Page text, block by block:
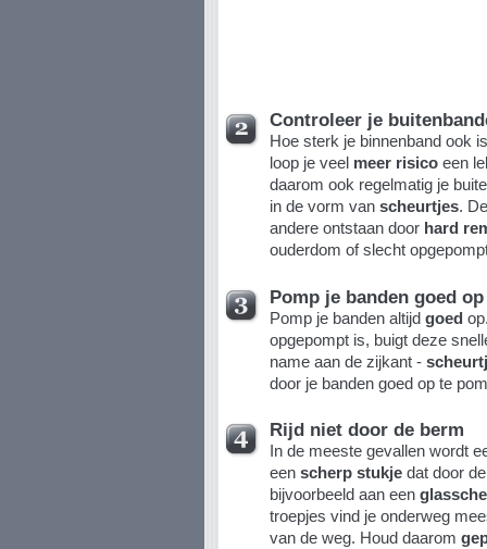
Controleer je
Hoe sterk je binnenband ook
loop je veel meer risicoeen
daarom ook regelmatig je
in de vorm van scheurtjes.
andere ontstaan door hard
ouderdom of slecht
Pomp je banden goed op
Pomp je banden altijd goed
opgepompt is, buigt deze
name aan de zijkant -
door je banden goed op te
Rijd niet door de berm
In de meeste gevallen wordt
een scherp stukjedat door
bijvoorbeeld aan een
troepjes vind je onderweg
van de weg. Houd daarom